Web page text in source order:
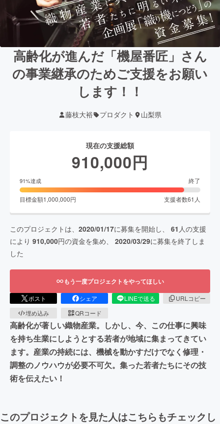
高齢化が進んだ「機屋番匠」さん
の事業継承のためご支援をお願い
します！！
藤枝大裕 プロダクト 山梨県
現在の支援総額
910,000円
91%達成 終了
目標金額1,000,000円 支援者数61 人
このプロジェクトは、 2020/01/17に募集を開始し、 61 人の支援
により 910,000円の資金を集め、 2020/03/29に募集を終了しま
した
もう一度プロジェクトをやってほしい
ポスト シェア LINEで送る
URLコピー
埋め込み
QRコード
高齢化が著しい織物産業。しかし、今、この仕事に興味
を持ち生業にしようとする若者が地域に集まってきてい
ます。産業の持続には、機械を動かすだけでなく修理・
調整のノウハウが必要不可欠。集った若者たちにその技
術を伝えたい！
このプロジェクトを見た人はこちらもチェックし